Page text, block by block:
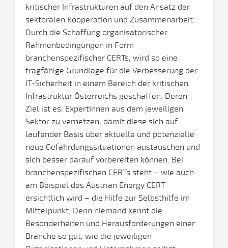
kritischer Infrastrukturen auf den Ansatz der
sektoralen Kooperation und Zusammenarbeit.
Durch die Schaffung organisatorischer
Rahmenbedingungen in Form
branchenspezifischer CERTs, wird so eine
tragfähige Grundlage für die Verbesserung der
IT-Sicherheit in einem Bereich der kritischen
Infrastruktur Österreichs geschaffen. Deren
Ziel ist es, ExpertInnen aus dem jeweiligen
Sektor zu vernetzen, damit diese sich auf
laufender Basis über aktuelle und potenzielle
neue Gefährdungssituationen austauschen und
sich besser darauf vorbereiten können. Bei
branchenspezifischen CERTs steht – wie auch
am Beispiel des Austrian Energy CERT
ersichtlich wird – die Hilfe zur Selbsthilfe im
Mittelpunkt. Denn niemand kennt die
Besonderheiten und Herausforderungen einer
Branche so gut, wie die jeweiligen